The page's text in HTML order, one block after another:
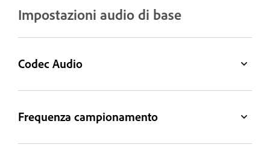
Impostazioni audio di base
Codec Audio
Frequenza campionamento